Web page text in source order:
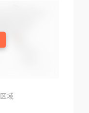
域